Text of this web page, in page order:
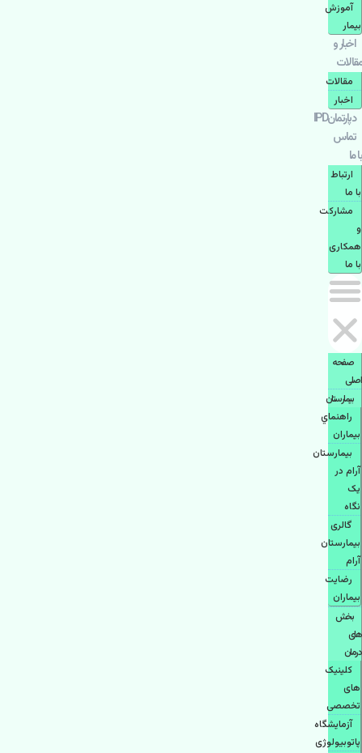
آموزش
بیمار
اخبار و
مقالات
مقالات
اخبار
دپارتمانIPD
تماس
با ما
ارتباط
با ما
مشاركت
و
همكاری
با ما
صفحه
اصلی
بيمارستان
راهنماي
بیماران
بیمارستان
آرام در
یک
نگاه
گالری
بیمارستان
آرام
رضایت
بیماران
بخش
های
درمان
کلینیک
های
تخصصی
آزمایشگاه
پاتوبیولوژی